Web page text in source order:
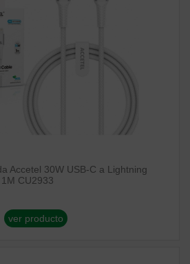
Accetel 30W USB-C a Lightning
CU2933
ver producto